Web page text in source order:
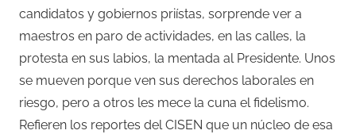
candidatos y gobiernos priístas, sorprende ver a
maestros en paro de actividades, en las calles, la
protesta en sus labios, la mentada al Presidente. Unos
se mueven porque ven sus derechos laborales en
riesgo, pero a otros les mece la cuna el fidelismo.
Refieren los reportes del CISEN que un núcleo de esa